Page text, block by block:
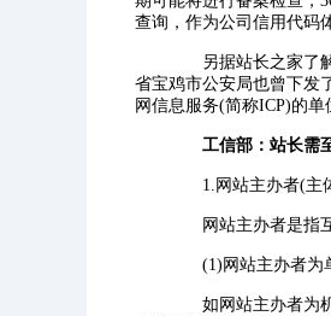
查询，作为公司信用代码
另据站长之家了解
省宝鸡市公安局也曾下发
网信息服务(简称ICP)的
工信部：站长需
1.网站主办者(主
网站主办者是指互
(1)网站主办者为单
如网站主办者为机